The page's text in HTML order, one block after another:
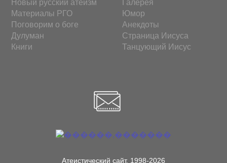
Новый русский атеизм
Материалы РГО
Поговорим о боге
Дулуман
Книги
Галерея
Юмор
Анекдоты
Страница Иисуса
Танцующий Иисус
Атеистический сайт. 1998-2026